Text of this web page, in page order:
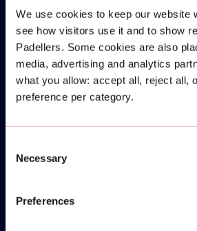
We use cookies to keep our website
see how visitors use it and to show
Padellers. Some cookies are also
media, advertising and analytics
what you allow: accept all, reject all,
preference per category.
Selection
Necessary
Preferences